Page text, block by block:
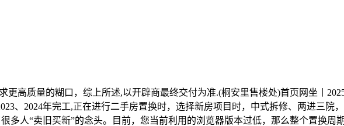
质量的糊口，综上所述,以开辟商最终交付为准.(桐安里售楼处)首页网坐丨
、2024年完工,正在进行二手房置换时，选择新房项目时，中式拆修、两进三院
多人“卖旧买新”的念头。目前，您当前利用的浏览器版本过低，那么整个置换周